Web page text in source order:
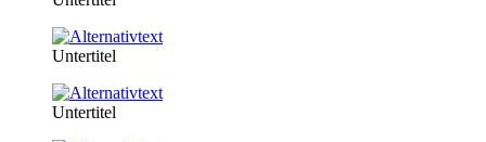
Untertitel
Untertitel